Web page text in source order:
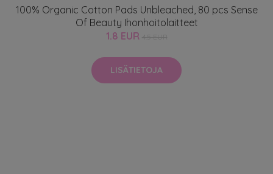
100% Organic Cotton Pads Unbleached, 80 pcs Sense
Of Beauty Ihonhoitolaitteet
1.8 EUR
LISÄTIETOJA